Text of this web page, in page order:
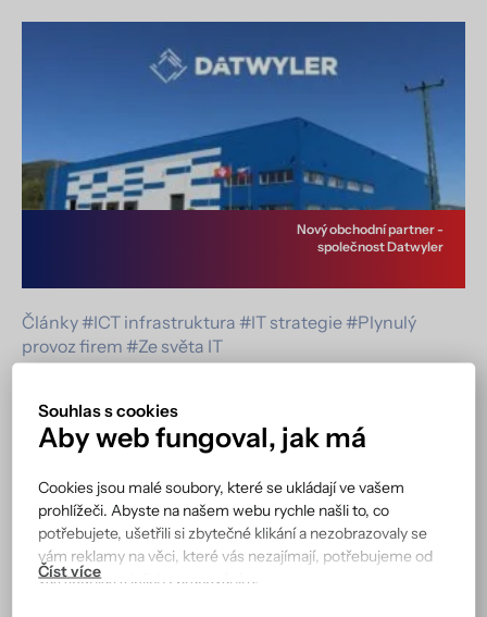
Články #ICT infrastruktura #IT strategie #Plynulý
provoz firem #Ze světa IT
v oblasti strukturovaných kabeláží
1. 6. 2026 3 min. Michaela Králová
CDC Data rozšiřuje své portfolio technologických
partnerů o renomovaného švýcarského výrobce
Datwyler IT Infra. Nová spolupráce přináší našim
zákazníkům ještě širší možnosti v oblasti datových sítí
Nový obchodní partner -
společnost Datwyler
Souhlas s cookies
Aby web fungoval, jak má
Cookies jsou malé soubory, které se ukládají ve vašem
prohlížeči. Abyste na našem webu rychle našli to, co
potřebujete, ušetřili si zbytečné klikání a nezobrazovaly se
vám reklamy na věci, které vás nezajímají, potřebujeme od
vás souhlas s jejich zpracováním.